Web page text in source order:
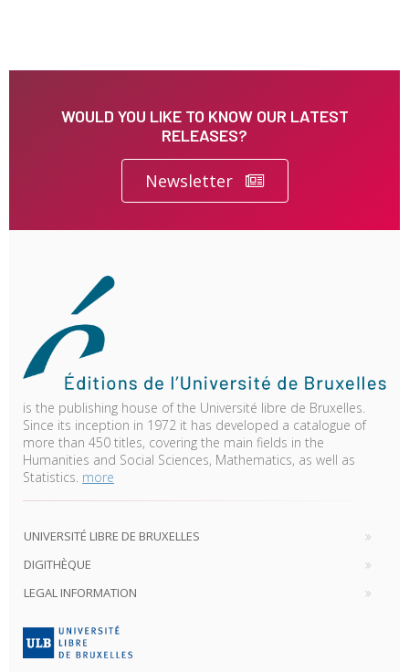
WOULD YOU LIKE TO KNOW OUR LATEST
RELEASES?
Newsletter
is the publishing house of the Université libre de Bruxelles.
Since its inception in 1972 it has developed a catalogue of
more than 450 titles, covering the main fields in the
Humanities and Social Sciences, Mathematics, as well as
Statistics. more
UNIVERSITÉ LIBRE DE BRUXELLES
DIGITHÈQUE
LEGAL INFORMATION